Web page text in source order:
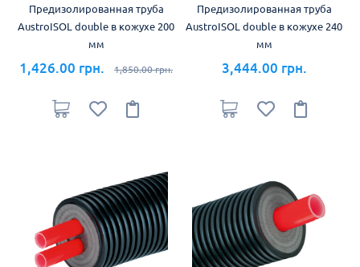
Предизолированная труба
AustroISOL double в кожухе 200
мм
1,426.00 грн. 1,850.00 грн.
Предизолированная труба
AustroISOL double в кожухе 240
мм
3,444.00 грн.